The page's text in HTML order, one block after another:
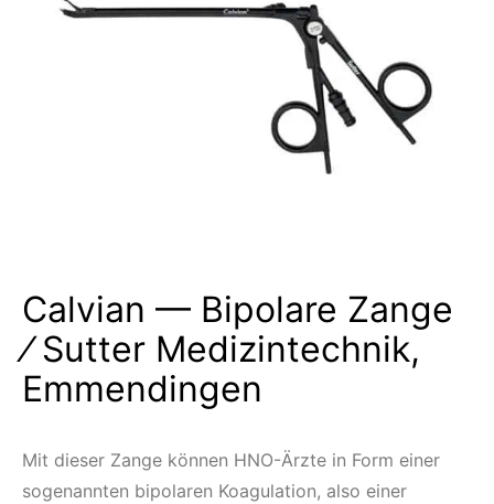
Calvian — Bipolare Zange
⁄ Sutter Medizintechnik,
Emmendingen
Mit dieser Zange können HNO-Ärzte in Form einer
sogenannten bipolaren Koagulation, also einer